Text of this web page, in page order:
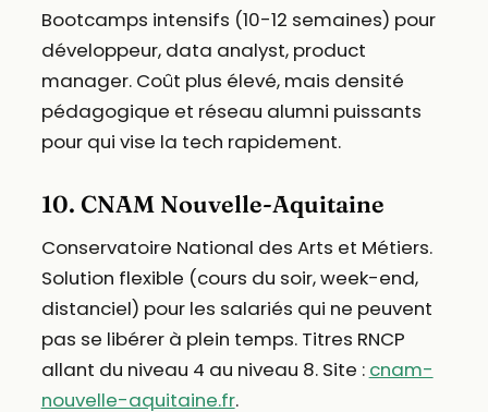
Bootcamps intensifs (10-12 semaines) pour
développeur, data analyst, product
manager. Coût plus élevé, mais densité
pédagogique et réseau alumni puissants
pour qui vise la tech rapidement.
10. CNAM Nouvelle-Aquitaine
Conservatoire National des Arts et Métiers.
Solution flexible (cours du soir, week-end,
distanciel) pour les salariés qui ne peuvent
pas se libérer à plein temps. Titres RNCP
allant du niveau 4 au niveau 8. Site : cnam-
nouvelle-aquitaine.fr.